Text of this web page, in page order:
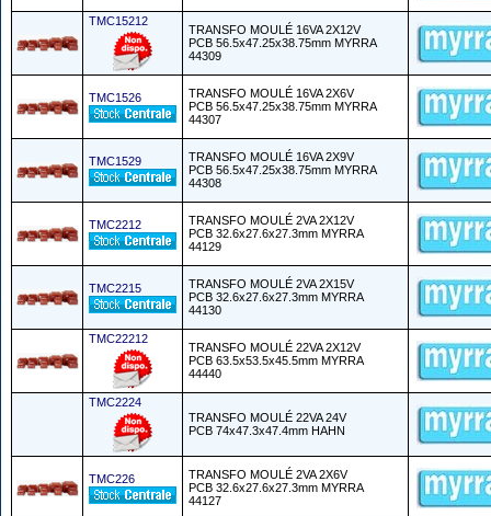
TMC15212
TRANSFO MOULÉ 16VA 2X12V
PCB 56.5x47.25x38.75mm MYRRA
44309
TMC1526
TRANSFO MOULÉ 16VA 2X6V
PCB 56.5x47.25x38.75mm MYRRA
44307
TMC1529
TRANSFO MOULÉ 16VA 2X9V
PCB 56.5x47.25x38.75mm MYRRA
44308
TMC2212
TRANSFO MOULÉ 2VA 2X12V
PCB 32.6x27.6x27.3mm MYRRA
44129
TMC2215
TRANSFO MOULÉ 2VA 2X15V
PCB 32.6x27.6x27.3mm MYRRA
44130
TMC22212
TRANSFO MOULÉ 22VA 2X12V
PCB 63.5x53.5x45.5mm MYRRA
44440
TMC2224
TRANSFO MOULÉ 22VA 24V
PCB 74x47.3x47.4mm HAHN
TMC226
TRANSFO MOULÉ 2VA 2X6V
PCB 32.6x27.6x27.3mm MYRRA
44127